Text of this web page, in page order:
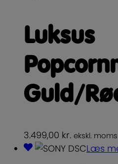
Luksus
Guld/
3.499,00 kr. ekskl. moms
Læs